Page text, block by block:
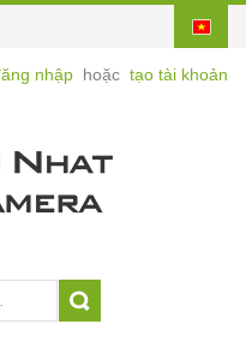
nhập hoặc tạo tài khoản